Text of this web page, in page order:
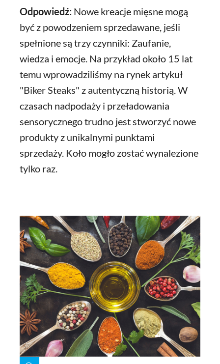
Odpowiedź: Nowe kreacje mięsne mogą
być z powodzeniem sprzedawane, jeśli
spełnione są trzy czynniki: Zaufanie,
wiedza i emocje. Na przykład około 15 lat
temu wprowadziliśmy na rynek artykuł
"Biker Steaks" z autentyczną historią. W
czasach nadpodaży i przeładowania
sensorycznego trudno jest stworzyć nowe
produkty z unikalnymi punktami
sprzedaży. Koło mogło zostać wynalezione
tylko raz.